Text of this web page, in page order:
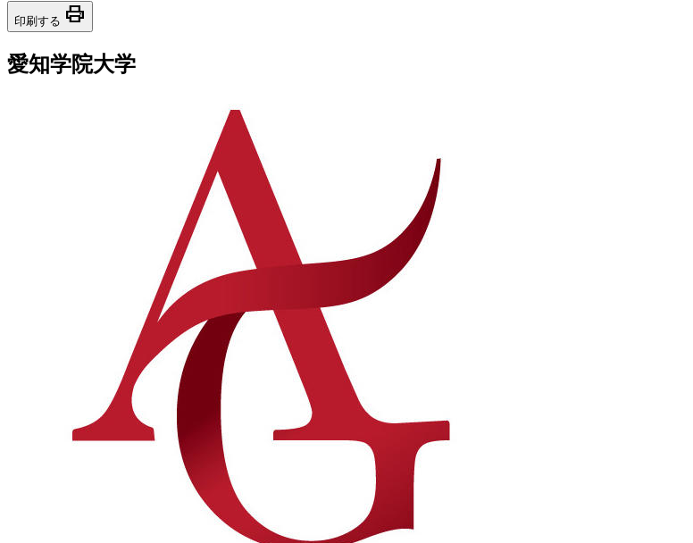
印刷する print
愛知学院大学